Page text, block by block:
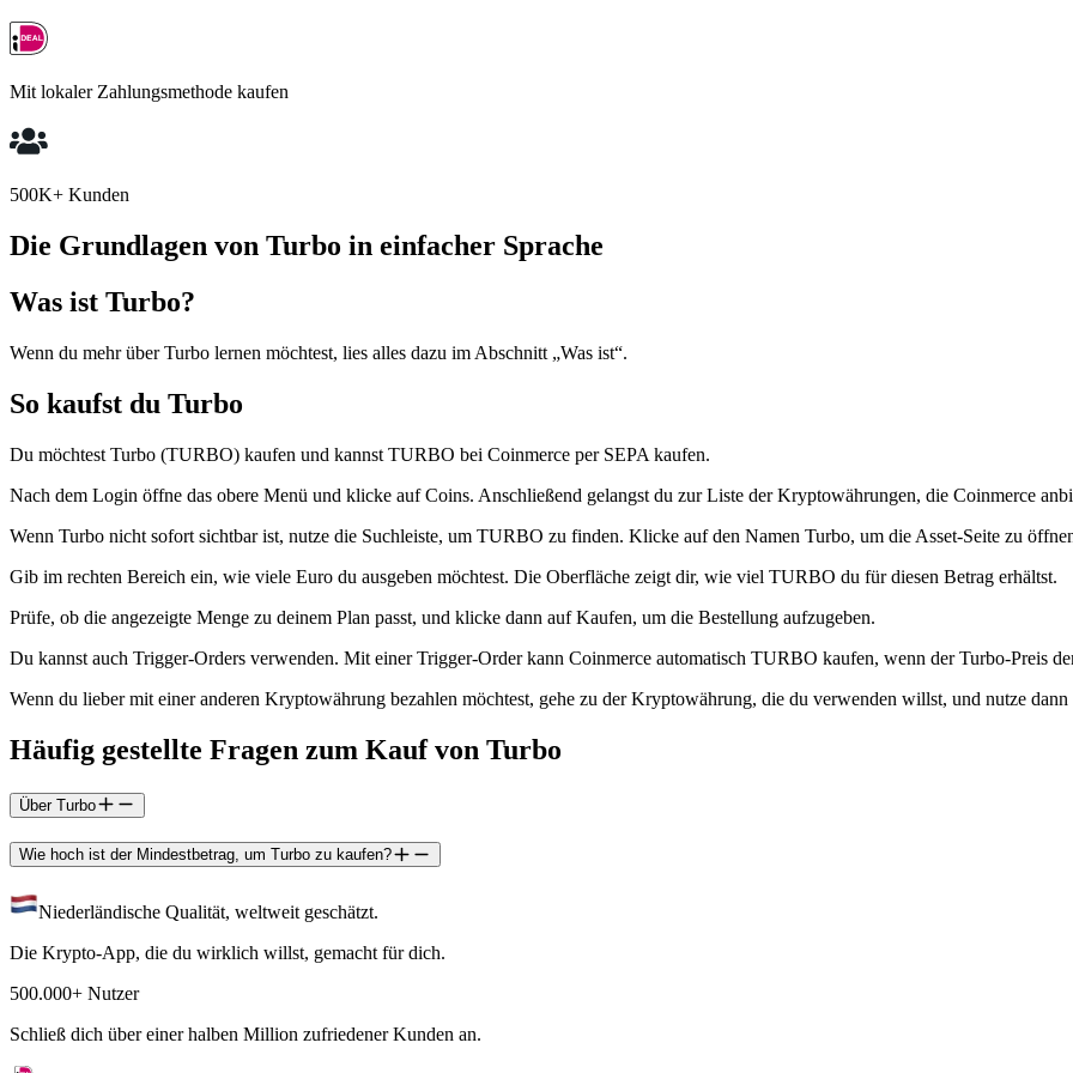
Mit lokaler Zahlungsmethode kaufen
500K+ Kunden
Die Grundlagen von Turbo in einfacher Sprache
Was ist Turbo?
Wenn du mehr über Turbo lernen möchtest, lies alles dazu im Abschnitt „Was ist“.
So kaufst du Turbo
Du möchtest Turbo (TURBO) kaufen und kannst TURBO bei Coinmerce per SEPA kaufen.
Nach dem Login öffne das obere Menü und klicke auf Coins. Anschließend gelangst du zur Liste der Kryptowährungen, die Coinmerce
Wenn Turbo nicht sofort sichtbar ist, nutze die Suchleiste, um TURBO zu finden. Klicke auf den Namen Turbo, um die Asset-Seite zu
Gib im rechten Bereich ein, wie viele Euro du ausgeben möchtest. Die Oberfläche zeigt dir, wie viel TURBO du für diesen Betrag erhältst.
Prüfe, ob die angezeigte Menge zu deinem Plan passt, und klicke dann auf Kaufen, um die Bestellung aufzugeben.
Du kannst auch Trigger-Orders verwenden. Mit einer Trigger-Order kann Coinmerce automatisch TURBO kaufen, wenn der Turbo-Preis
Wenn du lieber mit einer anderen Kryptowährung bezahlen möchtest, gehe zu der Kryptowährung, die du verwenden willst, und nutze
Häufig gestellte Fragen zum Kauf von Turbo
Über Turbo
Wie hoch ist der Mindestbetrag, um Turbo zu kaufen?
Niederländische Qualität, weltweit geschätzt.
Die Krypto-App, die du wirklich willst, gemacht für dich.
500.000+ Nutzer
Schließ dich über einer halben Million zufriedener Kunden an.